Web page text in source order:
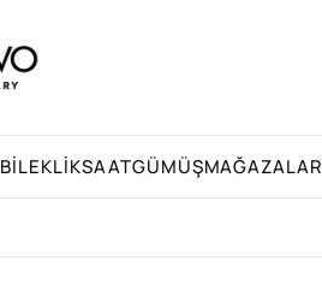
BILEKLIKSAATGÜMÜŞMAĞAZALAR